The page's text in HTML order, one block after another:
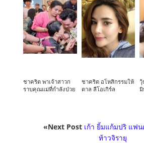
ชาคริต พาเจ้าสาวก
ราบคุณแม่ที่กำลังป่วย
ชาคริต อโหสิกรรมให้
ตาล ลีโอเกิร์ล
วุ้
มิ
«Next Post เก้า ยิ้มแก้มปริ แฟน
ท้าวจิรายุ